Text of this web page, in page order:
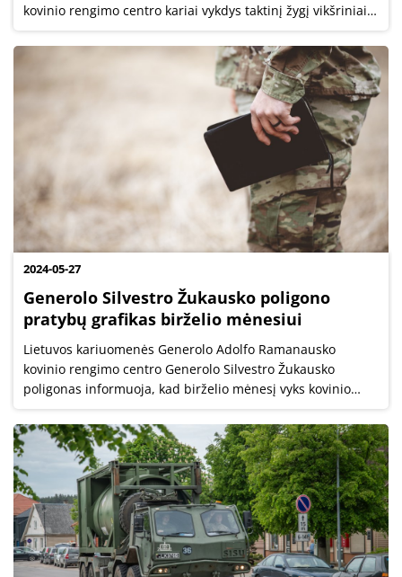
kovinio rengimo centro kariai vykdys taktinį žygį vikšriniais
šarvuočiais M113 maršrutu...
2024-05-27
Generolo Silvestro Žukausko poligono
pratybų grafikas birželio mėnesiui
Lietuvos kariuomenės Generolo Adolfo Ramanausko
kovinio rengimo centro Generolo Silvestro Žukausko
poligonas informuoja, kad birželio mėnesį vyks kovinio
šaudymo ir lauko pratybos.